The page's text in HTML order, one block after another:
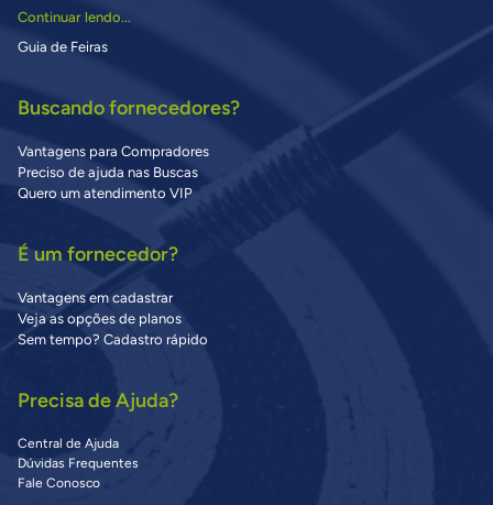
Continuar lendo...
Guia de Feiras
Buscando fornecedores?
Vantagens para Compradores
Preciso de ajuda nas Buscas
Quero um atendimento VIP
É um fornecedor?
Vantagens em cadastrar
Veja as opções de planos
Sem tempo? Cadastro rápido
Precisa de Ajuda?
Central de Ajuda
Dúvidas Frequentes
Fale Conosco